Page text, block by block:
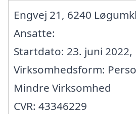
Engvej 21, 6240
Ansatte:
Startdato: 23. juni 2022,
Virksomhedsform:
Mindre Virksomhed
CVR: 43346229